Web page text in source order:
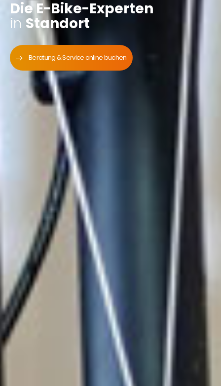
Die E-Bike-Experten
in Standort
Beratung & Service online buchen